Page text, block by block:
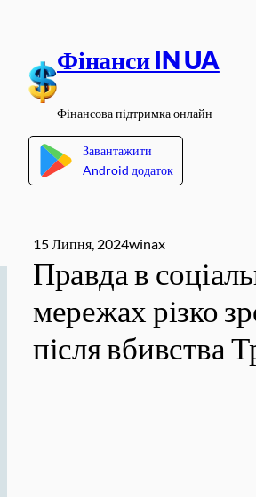
вмісту
Фінанси IN UA
Фінансова підтримка онлайн
Завантажити
Android додаток
15 Липня, 2024winax
Правда в
мережах різко
після вбивства